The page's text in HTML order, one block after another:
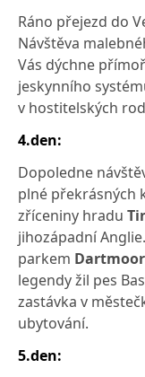
Ráno přejezd do
Návštěva
Vás dýchne
jeskynního
v hostitelských
4.den:
Dopoledne
plné překrásných
zříceniny hradu
jihozápadní
parkem Dartmoor
legendy žil pes
zastávka v
ubytování.
5.den: